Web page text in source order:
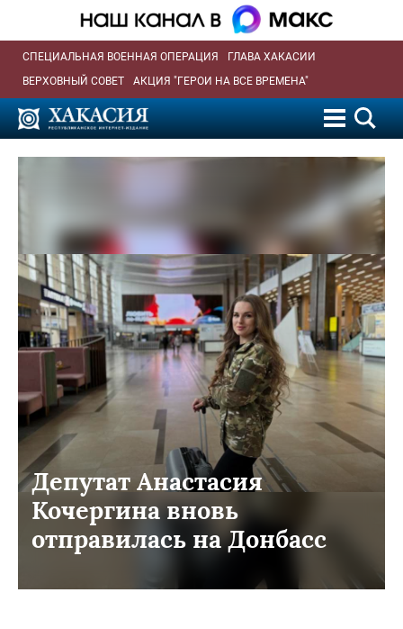
СПЕЦИАЛЬНАЯ ВОЕННАЯ ОПЕРАЦИЯ
ГЛАВА ХАКАСИИ
ВЕРХОВНЫЙ СОВЕТ
АКЦИЯ "ГЕРОИ НА ВСЕ ВРЕМЕНА"
Депутат Анастасия
Кочергина вновь
отправилась на Донбасс